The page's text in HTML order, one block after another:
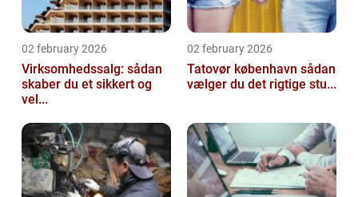
02 february 2026
Virksomhedssalg: sådan
skaber du et sikkert og
vel...
02 february 2026
Tatovør københavn sådan
vælger du det rigtige stu...